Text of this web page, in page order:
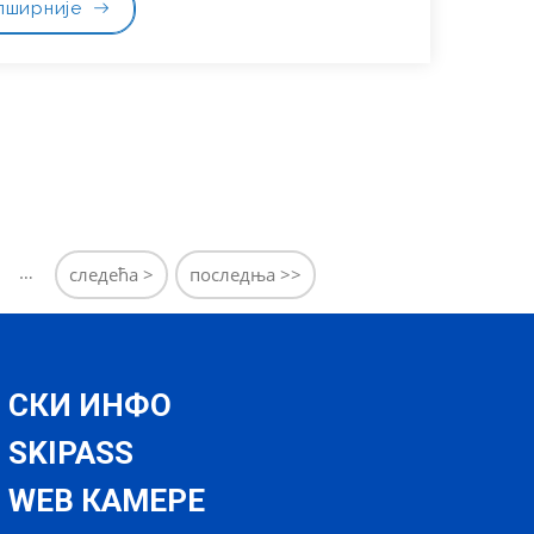
… следећа > последња >>
СКИ ИНФО
SKIPASS
WEB КАМЕРЕ